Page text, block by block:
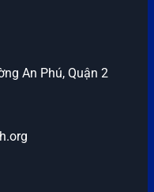
An Phú, Quận 2